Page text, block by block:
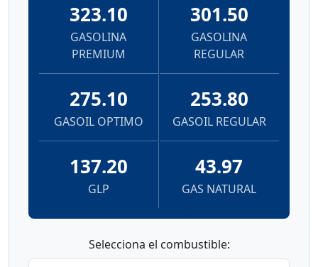
323.10
GASOLINA
PREMIUM
301.50
GASOLINA
REGULAR
275.10
GASOIL OPTIMO
253.80
GASOIL REGULAR
137.20
GLP
43.97
GAS NATURAL
Selecciona el combustible: